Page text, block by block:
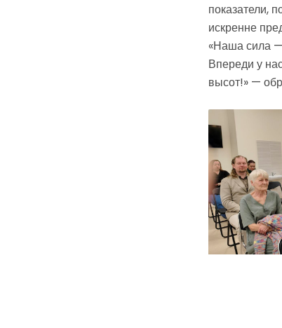
показатели,
искренне
«Наша сила
Впереди у
высот!» —